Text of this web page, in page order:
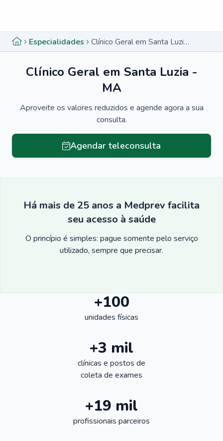
Especialidades Clínico Geral em Santa Luzia - MA
Clínico Geral em Santa Luzia -
MA
Aproveite os valores reduzidos e agende agora a sua
consulta.
Agendar teleconsulta
Há mais de 25 anos a Medprev facilita
seu acesso à saúde
O princípio é simples: pague somente pelo serviço
utilizado, sempre que precisar.
+100
unidades físicas
+3 mil
clínicas e postos de
coleta de exames
+19 mil
profissionais parceiros